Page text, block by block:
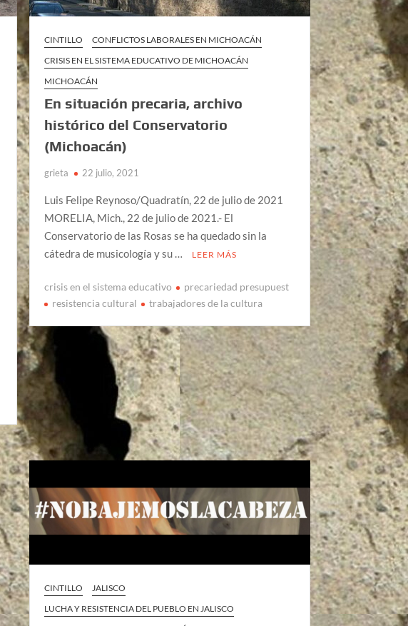
CINTILLO
CONFLICTOS LABORALES EN MICHOACÁN
CRISIS EN EL SISTEMA EDUCATIVO DE MICHOACÁN
MICHOACÁN
En situación precaria, archivo
histórico del Conservatorio
(Michoacán)
grieta 22 julio, 2021
Luis Felipe Reynoso/Quadratín, 22 de julio de 2021
MORELIA, Mich., 22 de julio de 2021.- El
Conservatorio de las Rosas se ha quedado sin la
cátedra de musicología y su …
LEER MÁS
crisis en el sistema educativo
precariedad presupuest
resistencia cultural
trabajadores de la cultura
CINTILLO
JALISCO
LUCHA Y RESISTENCIA DEL PUEBLO EN JALISCO